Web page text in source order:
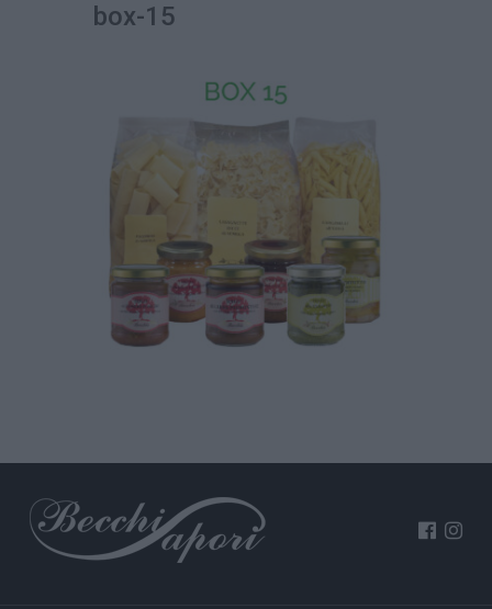
box-15